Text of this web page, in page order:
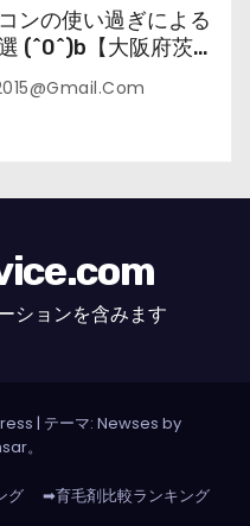
ンの使い過ぎによる
(^0^)b【大阪府茨木
が教えます。】
ションを含みます
| テーマ: Newses by
。
グ ➡育毛剤比較ランキング